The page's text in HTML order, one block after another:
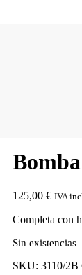
125,00 € IVA
Completa con
Sin existencias
SKU: 3110/2B